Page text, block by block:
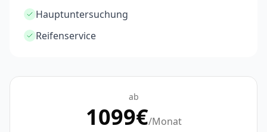
Hauptuntersuchung
Reifenservice
ab
1099€/Monat